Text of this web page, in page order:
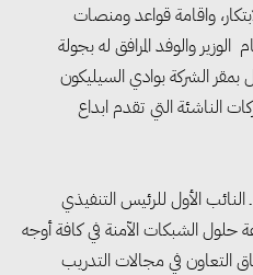
واقامة قواعد ومنصات
الوزير والوفد المرافق له بجولة
بمقر الشركة بوادي السيليكون
الناشئة التي تقدم ابداع
الأول للرئيس التنفيذي
حلول الشبكات الآمنة في كافة أوجه
التعاون في مجالات التدريب